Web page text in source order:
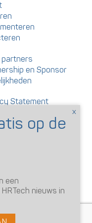
partners
en Sponsor
Statement
artikelen en
een
nieuws in